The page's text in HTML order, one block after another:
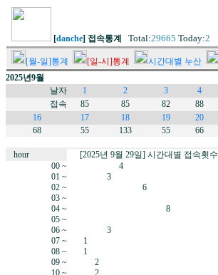
[danche] 접속통계 Total:29665 Today:2
[월-일]통계 [일-시]통계 시간대별 누산
2025년9월
날자
1 2 3 4
접속
85 85 82 88
16
17 18 19 20
68
55 133 55 66
hour
[2025년 9월 29일] 시간대별 접속횟수
00 ~
4
01 ~
3
02 ~
6
03 ~
04 ~
8
05 ~
06 ~
3
07 ~
1
08 ~
1
09 ~
2
10 ~
2